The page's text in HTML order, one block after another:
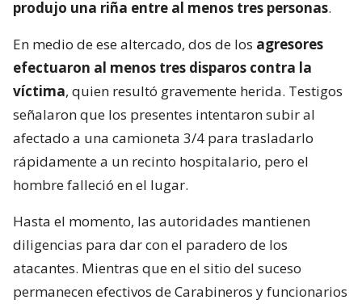
produjo una riña entre al menos tres personas.
En medio de ese altercado, dos de los agresores
efectuaron al menos tres disparos contra la
víctima, quien resultó gravemente herida. Testigos
señalaron que los presentes intentaron subir al
afectado a una camioneta 3/4 para trasladarlo
rápidamente a un recinto hospitalario, pero el
hombre falleció en el lugar.
Hasta el momento, las autoridades mantienen
diligencias para dar con el paradero de los
atacantes. Mientras que en el sitio del suceso
permanecen efectivos de Carabineros y funcionarios